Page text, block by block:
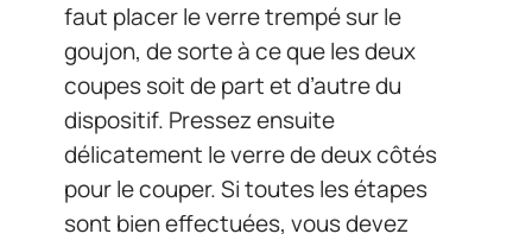
faut placer le verre trempé sur le
goujon, de sorte à ce que les deux
coupes soit de part et d’autre du
dispositif. Pressez ensuite
délicatement le verre de deux côtés
pour le couper. Si toutes les étapes
sont bien effectuées, vous devez